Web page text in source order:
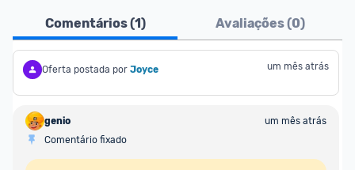
Comentários (1) Avaliações (0)
Oferta postada por Joyce um mês atrás
genio
um mês atrás
Comentário fixado